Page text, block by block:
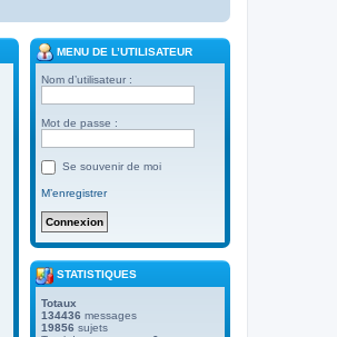
MENU DE L’UTILISATEUR
Nom d’utilisateur :
Mot de passe :
Se souvenir de moi
M’enregistrer
STATISTIQUES
Totaux
134436 messages
19856 sujets